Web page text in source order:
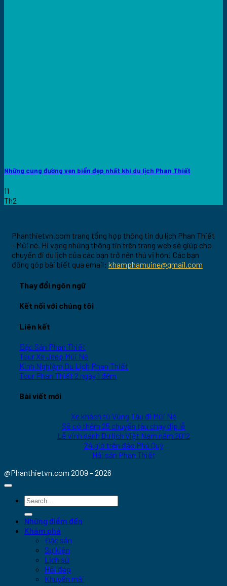
Những cung đường ven biển đẹp nhất khi du lịch Phan Thiết
11
Th2
Phanthietvn.com trang tổng hợp thông tin du lịch Phan Thiết
- Mũi né. Hi vọng những thông tin trên trang web sẽ giúp cho
chuyến đi du lịch của các bạn trở nên thú vị hơn! Các bạn
đống góp bài biết qua email: khamphamuine@gmail.com
Thay đổi ngôn ngữ
Kết nối với chúng tôi
Liên kết
Đặc Sản Phan Thiết
Tour Xe Jeep Mũi Né
Kinh Nghiệm Du Lịch Phan Thiết
Tour Phan Thiết 2 ngày 1 đêm
Bài viết mới
Xe khách từ Vũng Tàu đi Mũi Né
Sẽ có thêm 25 chuyến tàu chạy dịp lễ
Lễ vinh danh Du lịch Việt Nam năm 2012
24 giờ trên đảo Phú Quý
Hải sản Phan Thiết
@Phanthietvn.com 2009 – 2026
Những điểm đến
Khám phá
Đặc sản
Sự kiện
Lịch sử
Hỏi đáp
Khuyến mãi